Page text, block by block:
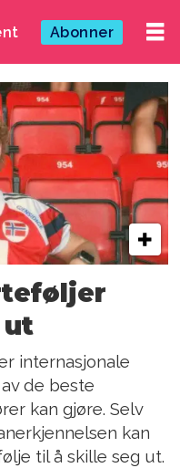
Abonner
ut
internasjonale
de beste
kan gjøre. Selv
kan
til å skille seg ut.